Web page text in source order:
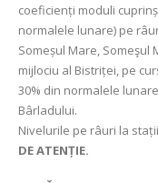
coeficienți moduli
normalele lunare) pe
Someșul Mare, Someşul
mijlociu al Bistriței, pe
30% din normalele
Bârladului.
Nivelurile pe râuri la
DE ATENȚIE.